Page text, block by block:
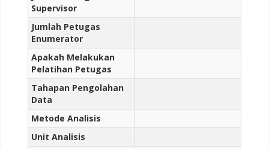
Supervisor
Jumlah Petugas
Enumerator
Apakah Melakukan
Pelatihan Petugas
Tahapan Pengolahan
Data
Metode Analisis
Unit Analisis